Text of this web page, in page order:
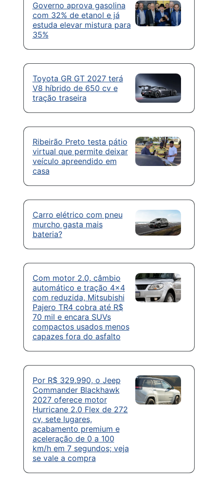
Governo aprova gasolina
com 32% de etanol e já
estuda elevar mistura para
35%
Toyota GR GT 2027 terá
V8 híbrido de 650 cv e
tração traseira
Ribeirão Preto testa pátio
virtual que permite deixar
veículo apreendido em
casa
Carro elétrico com pneu
murcho gasta mais
bateria?
Com motor 2.0, câmbio
automático e tração 4×4
com reduzida, Mitsubishi
Pajero TR4 cobra até R$
70 mil e encara SUVs
compactos usados menos
capazes fora do asfalto
Por R$ 329.990, o Jeep
Commander Blackhawk
2027 oferece motor
Hurricane 2.0 Flex de 272
cv, sete lugares,
acabamento premium e
aceleração de 0 a 100
km/h em 7 segundos; veja
se vale a compra